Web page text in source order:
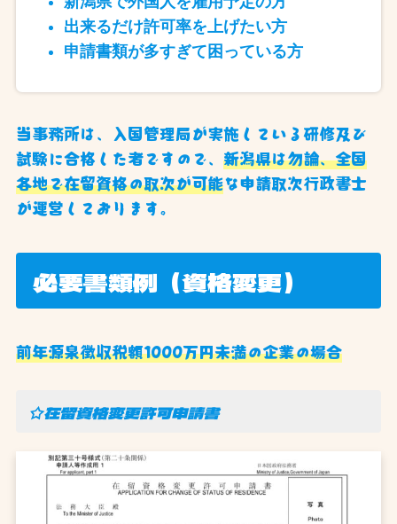
出来るだけ許可率を上げたい方
申請書類が多すぎて困っている方
当事務所は、入国管理局が実施している研修及び
試験に合格した者ですので、 新潟県は勿論、全国
各地で在留資格の取次が可能な申請取次行政書士
が運営しております。
必要書類例（資格変更）
前年源泉徴収税額1000万円未満の企業の場合
☆在留資格変更許可申請書